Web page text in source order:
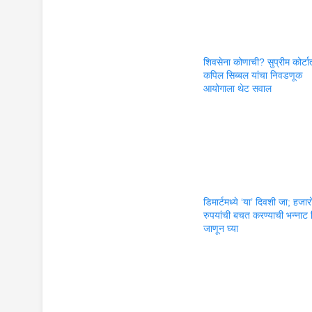
शिवसेना कोणाची? सुप्रीम
कपिल सिब्बल यांचा निवडणूक
आयोगाला थेट सवाल
डिमार्टमध्ये ‘या’ दिवशी जा;
रुपयांची बचत करण्याची भन्नाट
जाणून घ्या